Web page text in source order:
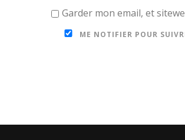
Garder mon email, et
ME NOTIFIER POUR